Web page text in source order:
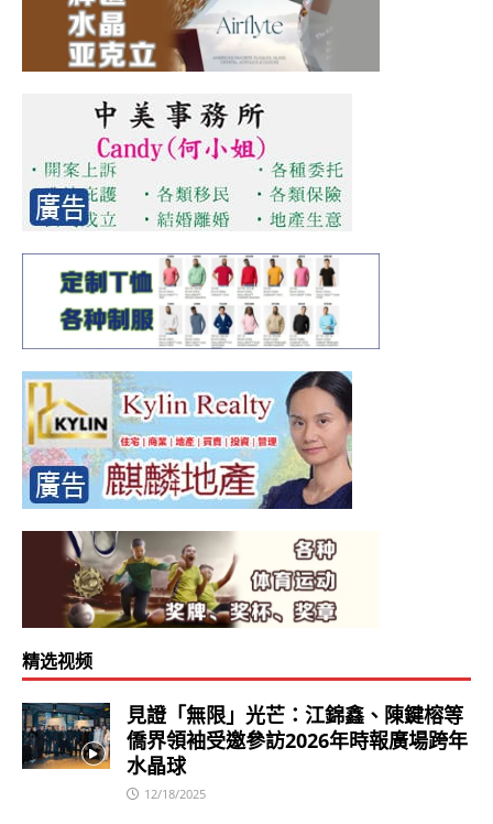
精选视频
見證「無限」光芒：江錦鑫、陳鍵榕等
僑界領袖受邀參訪2026年時報廣場跨年
水晶球
12/18/2025